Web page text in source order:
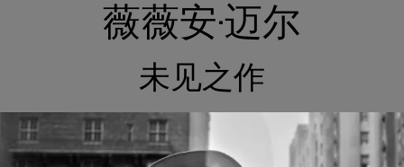
薇薇安·迈尔
未见之作